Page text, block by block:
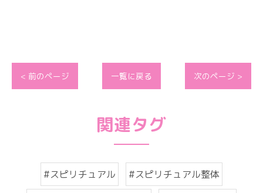
< 前のページ 一覧に戻る 次のページ >
関連タグ
#スピリチュアル #スピリチュアル整体